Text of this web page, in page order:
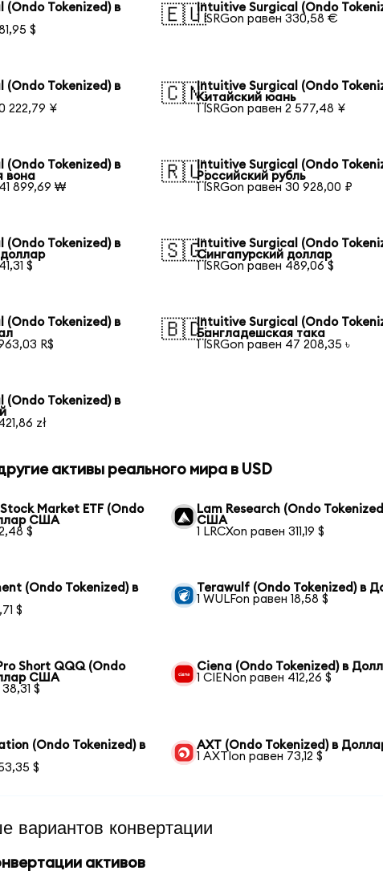
Tokenized) в
$
🇪🇺Intuitive Surgical (Ondo
1 ISRGon равен 330,58 €
Tokenized) в
222,79 ¥
🇨🇳Intuitive Surgical (Ondo
Китайский юань
1 ISRGon равен 2 577,48 ¥
Tokenized) в
вона
899,69 ₩
🇷🇺Intuitive Surgical (Ondo
Российский рубль
1 ISRGon равен 30 928,00 ₽
(Ondo Tokenized) в
$
🇸🇬Intuitive Surgical (Ondo
Сингапурский доллар
1 ISRGon равен 489,06 $
Tokenized) в
R$
🇧🇩Intuitive Surgical (Ondo
Бангладешская така
1 ISRGon равен 47 208,35 ৳
(Ondo Tokenized) в
zł
активы реального мира в USD
Market ETF (Ondo
США
$
Lam Research (Ondo
США
1 LRCXon равен 311,19 $
(Ondo Tokenized) в
$
Terawulf (Ondo Tokenized) в
1 WULFon равен 18,58 $
Short QQQ (Ondo
США
$
Ciena (Ondo Tokenized) в
1 CIENon равен 412,26 $
(Ondo Tokenized) в
$
AXT (Ondo Tokenized) в
1 AXTIon равен 73,12 $
вариантов конвертации
активов